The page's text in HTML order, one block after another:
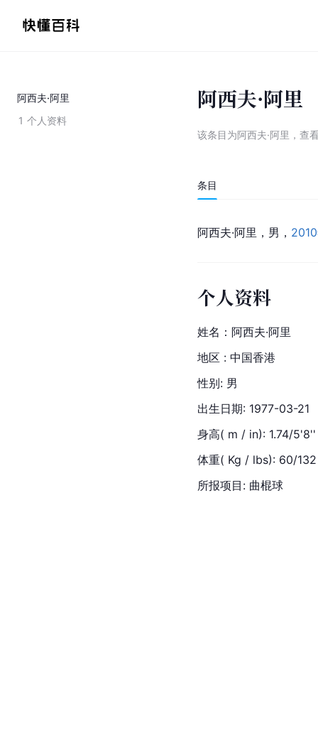
阿西夫·阿里
1 个人资料
阿西夫·阿里
该条目为阿西夫·阿里 ， 查
条目
阿西夫·阿里，男，
个人资料
姓名：阿西夫·阿里
地区 : 中国香港
性别: 男
出生日期: 1977-03-21
身高( m / in): 1.74/5'8''
体重( Kg / lbs): 60/132
所报项目: 曲棍球